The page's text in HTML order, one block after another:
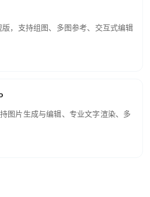
，支持组图、多图参考、交互式编辑
图片生成与编辑、专业文字渲染、多